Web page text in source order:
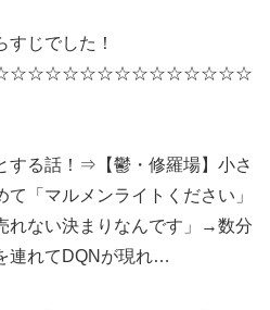
すじでした！
する話！⇒【鬱・修羅場】小さ
「マルメンライトください」
れない決まりなんです」→数分
連れてDQNが現れ…